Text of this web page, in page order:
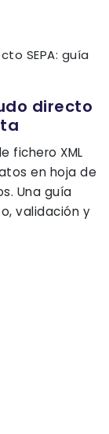
directo
fichero XML
en hoja de
Una guía
validación y